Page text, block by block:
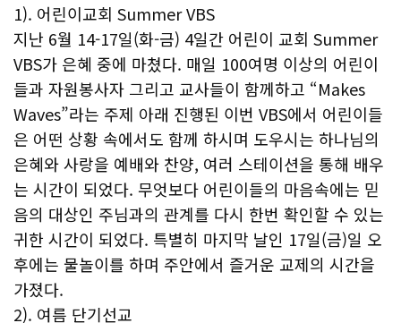
1). 어린이교회 Summer VBS
지난 6월 14-17일(화-금) 4일간 어린이 교회 Summer
VBS가 은혜 중에 마쳤다. 매일 100여명 이상의 어린이
들과 자원봉사자 그리고 교사들이 함께하고 “Makes
Waves”라는 주제 아래 진행된 이번 VBS에서 어린이들
은 어떤 상황 속에서도 함께 하시며 도우시는 하나님의
은혜와 사랑을 예배와 찬양, 여러 스테이션을 통해 배우
는 시간이 되었다. 무엇보다 어린이들의 마음속에는 믿
음의 대상인 주님과의 관계를 다시 한번 확인할 수 있는
귀한 시간이 되었다. 특별히 마지막 날인 17일(금)일 오
후에는 물놀이를 하며 주안에서 즐거운 교제의 시간을
가졌다.
2). 여름 단기선교